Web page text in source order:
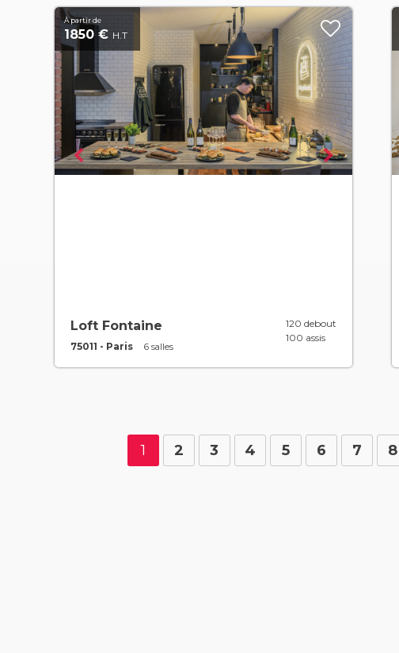
À partir de
1850 € H.T
Loft Fontaine
75011 - Paris 6 salles
120 debout
100 assis
1 2 3 4 5 6 7 8